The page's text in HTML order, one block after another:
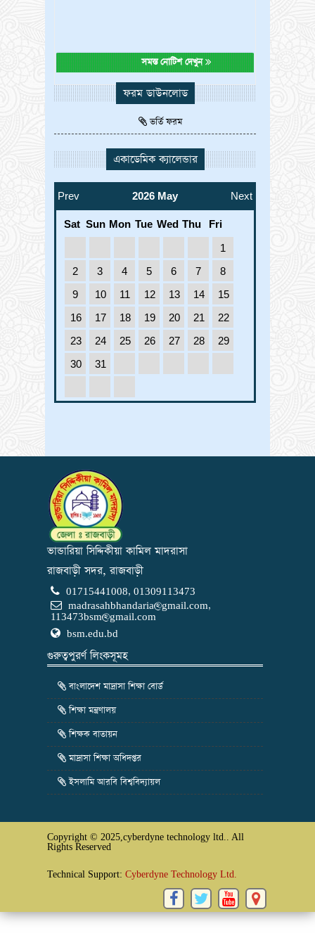
সমস্ত নোটিশ দেখুন
ফরম ডাউনলোড
ভর্তি ফরম
একাডেমিক ক্যালেন্ডার
Prev 2026 May Next
Sat Sun Mon Tue Wed Thu
Fri
1
2
3 4 5 6 7
8
9
10 11 12 13 14
15
16
17 18 19 20 21
22
23
24 25 26 27 28
29
30
31
ভান্ডারিয়া সিদ্দিকীয়া কামিল মাদরাসা
রাজবাড়ী সদর, রাজবাড়ী
01715441008, 01309113473
madrasahbhandaria@gmail.com,
113473bsm@gmail.com
bsm.edu.bd
গুরুত্বপুরর্ণ লিংকসূমহ
বাংলাদেশ মাদ্রাসা শিক্ষা বোর্ড
শিক্ষা মন্ত্রণালয়
শিক্ষক বাতায়ন
মাদ্রাসা শিক্ষা অধিদপ্তর
ইসলামি আরবি বিশ্ববিদ্যায়ল
Copyright © 2025,cyberdyne technology ltd.. All
Rights Reserved
Technical Support: Cyberdyne Technology Ltd.